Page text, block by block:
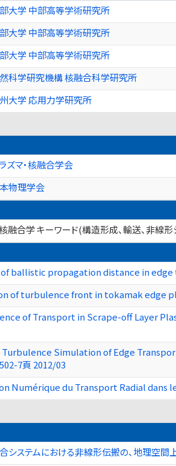
大学 中部高等学術研究所
大学 中部高等学術研究所
大学 中部高等学術研究所
科学研究機構 核融合科学研究所
大学 応用力学研究所
ズマ・核融合学会
物理学会
合学 キーワード(構造形成、輸送、非線形
ballistic propagation distance in edge
of turbulence front in tokamak edge
of Transport in Scrape-off Layer
Simulation of Edge Transport
7頁 2012/03
Numérique du Transport Radial dans
システムにおける非線形伝搬の、地理空間